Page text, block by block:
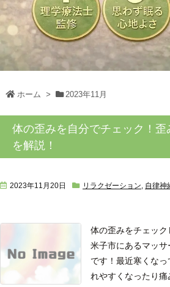
ホーム > 2023年11月
体の歪みを自分でチェック！
を解説！
2023年11月20日 リラクゼーション, 自律神
体の歪みをチェック
米子市にあるマッ
です！最近寒くな
れやすくなったり痛